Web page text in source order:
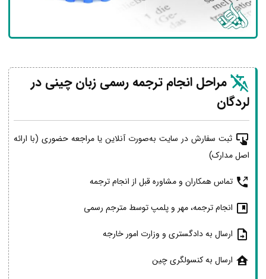
مراحل انجام ترجمه رسمی زبان چینی در
لردگان
ثبت سفارش در سایت به‌صورت آنلاین یا مراجعه حضوری (با ارائه
اصل مدارک)
تماس همکاران و مشاوره قبل از انجام ترجمه
انجام ترجمه، مهر و پلمپ توسط مترجم رسمی
ارسال به دادگستری و وزارت امور خارجه
ارسال به کنسولگری چین